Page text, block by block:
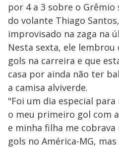
por 4 a 3 sobre o Grêmio
do volante Thiago
improvisado na zaga na
Nesta sexta, ele
gols na carreira e que
casa por ainda não ter
a camisa alviverde.
"Foi um dia especial
o meu primeiro gol com
e minha filha me
gols no América-MG,